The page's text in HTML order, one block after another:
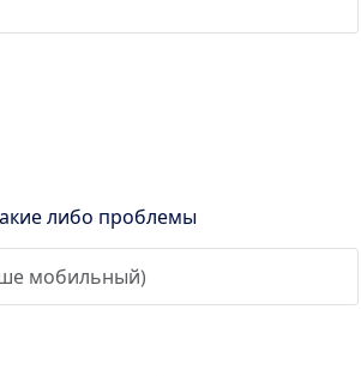
либо проблемы